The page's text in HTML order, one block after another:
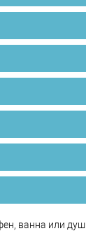
ванна или душ.